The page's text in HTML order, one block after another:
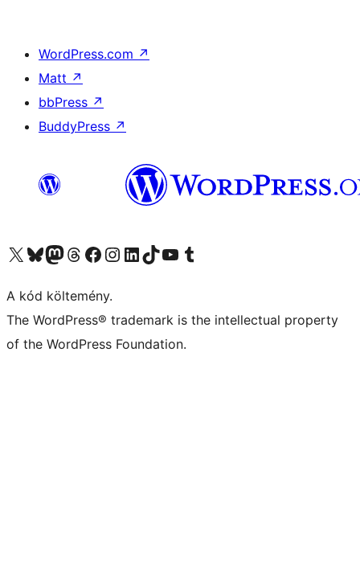
WordPress.com ↗
Matt ↗
bbPress ↗
BuddyPress ↗
Visit our X (formerly Twitter) account
Visit our Bluesky account
Twitter csatornánk
Visit our Threads account
Facebook oldalunk megtekintése
Visit our Instagram account
Visit our LinkedIn account
Visit our TikTok account
Visit our YouTube channel
Visit our Tumblr account
A kód költemény.
The WordPress® trademark is the intellectual property
of the WordPress Foundation.